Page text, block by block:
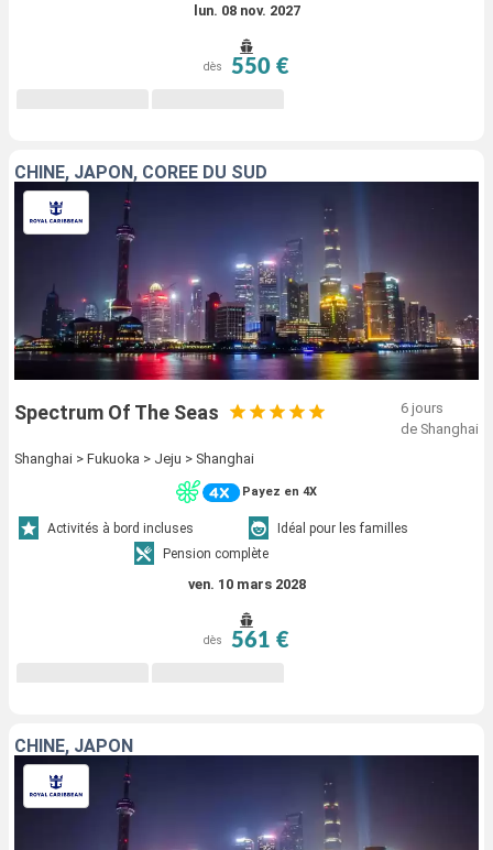
lun. 08 nov. 2027
dès 550 €
CHINE, JAPON, CORÉE DU SUD
Spectrum Of The Seas
6 jours
de Shanghai
Shanghai > Fukuoka > Jeju > Shanghai
Payez en 4X
Activités à bord incluses
Idéal pour les familles
Pension complète
ven. 10 mars 2028
dès 561 €
CHINE, JAPON